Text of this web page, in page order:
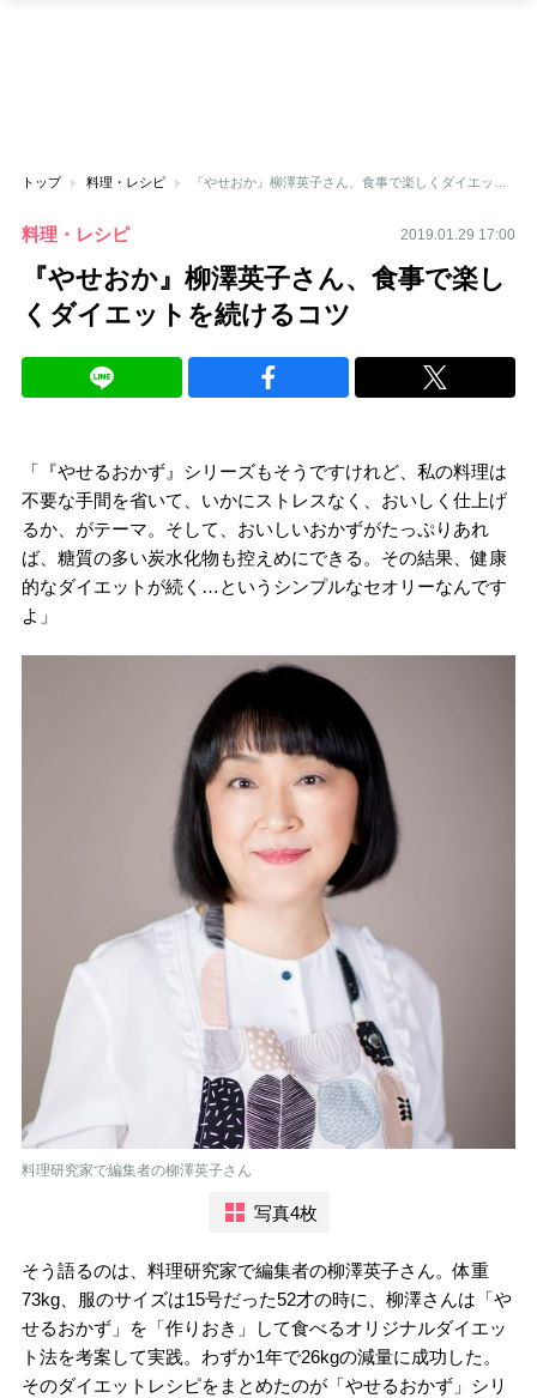
トップ 料理・レシピ
料理・レシピ 2019.01.29 17:00
『やせおか』柳澤英子さん、食事で楽し
くダイエットを続けるコツ
「『やせるおかず』シリーズもそうですけれど、私の料理は
不要な手間を省いて、いかにストレスなく、おいしく仕上げ
るか、がテーマ。そして、おいしいおかずがたっぷりあれ
ば、糖質の多い炭水化物も控えめにできる。その結果、健康
的なダイエットが続く…というシンプルなセオリーなんです
よ」
料理研究家で編集者の柳澤英子さん
写真4枚
そう語るのは、料理研究家で編集者の柳澤英子さん。体重
73kg、服のサイズは15号だった52才の時に、柳澤さんは「や
せるおかず」を「作りおき」して食べるオリジナルダイエッ
ト法を考案して実践。わずか1年で26kgの減量に成功した。
そのダイエットレシピをまとめたのが「やせるおかず」シリ